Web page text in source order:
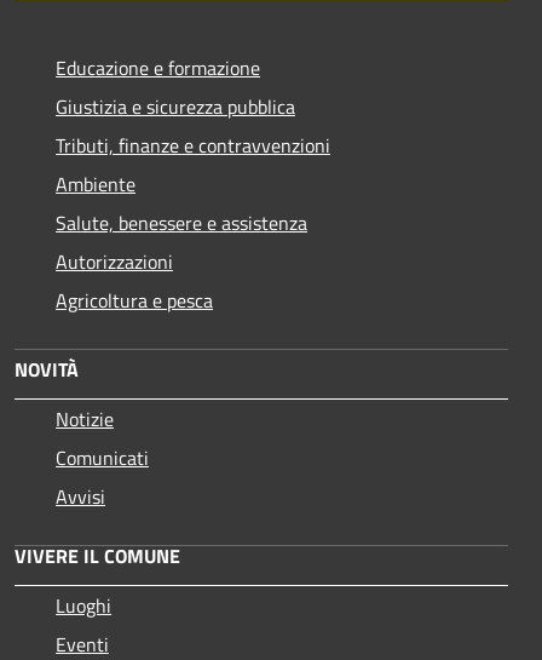
Educazione e formazione
Giustizia e sicurezza pubblica
Tributi, finanze e contravvenzioni
Ambiente
Salute, benessere e assistenza
Autorizzazioni
Agricoltura e pesca
NOVITÀ
Notizie
Comunicati
Avvisi
VIVERE IL COMUNE
Luoghi
Eventi